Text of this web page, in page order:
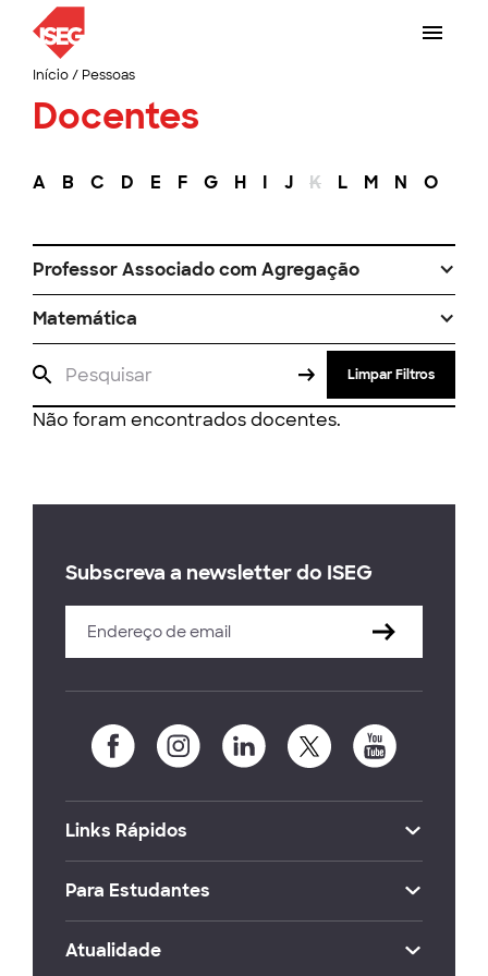
Início/ Pessoas
Docentes
A B C D E F G H I J K L M N O
Professor Associado com Agregação
Matemática
Limpar Filtros
Não foram encontrados docentes.
Subscreva a newsletter do ISEG
Links Rápidos
Para Estudantes
Atualidade